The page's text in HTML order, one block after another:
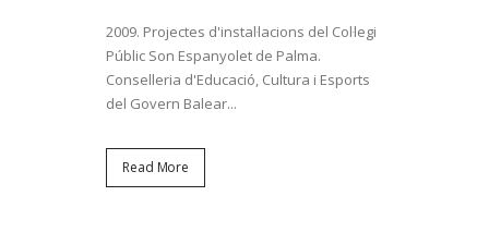
2009. Projectes d'instal·lacions del Col·legi
Públic Son Espanyolet de Palma.
Conselleria d'Educació, Cultura i Esports
del Govern Balear...
Read More